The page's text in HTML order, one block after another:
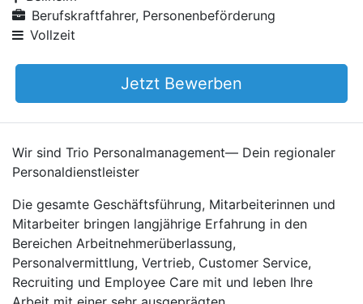
Berufskraftfahrer, Personenbeförderung
Vollzeit
Jetzt Bewerben
Wir sind Trio Personalmanagement— Dein regionaler
Personaldienstleister
Die gesamte Geschäftsführung, Mitarbeiterinnen und
Mitarbeiter bringen langjährige Erfahrung in den
Bereichen Arbeitnehmerüberlassung,
Personalvermittlung, Vertrieb, Customer Service,
Recruiting und Employee Care mit und leben Ihre